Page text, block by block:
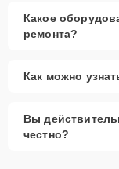
Какое
ремонта?
Как можно
Вы
честно?